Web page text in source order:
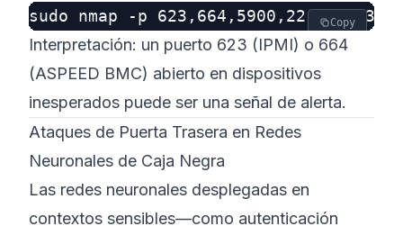
Copy
Interpretación: un puerto 623 (IPMI) o 664
(ASPEED BMC) abierto en dispositivos
inesperados puede ser una señal de alerta.
Ataques de Puerta Trasera en Redes
Neuronales de Caja Negra
Las redes neuronales desplegadas en
contextos sensibles—como autenticación